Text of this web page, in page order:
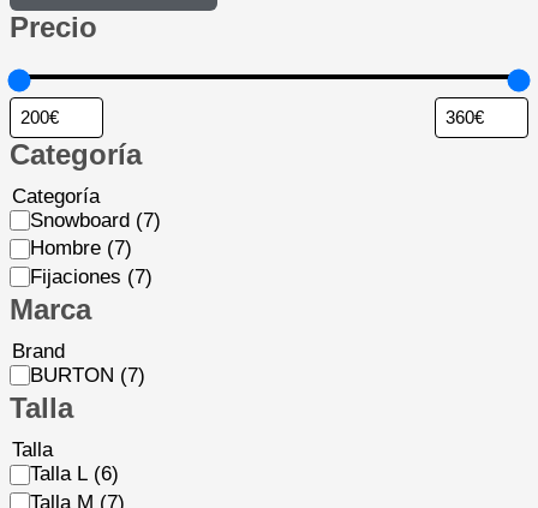
Precio
Categoría
Categoría
Snowboard (7)
Hombre (7)
Fijaciones (7)
Marca
Brand
BURTON (7)
Talla
Talla
Talla L (6)
Talla M (7)